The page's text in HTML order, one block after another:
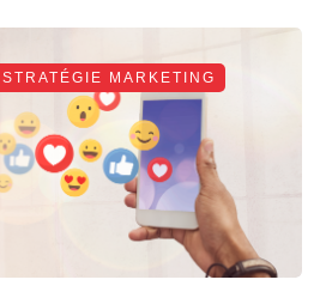
STRATÉGIE MARKETING